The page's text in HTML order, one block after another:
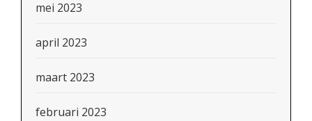
mei 2023
april 2023
maart 2023
februari 2023